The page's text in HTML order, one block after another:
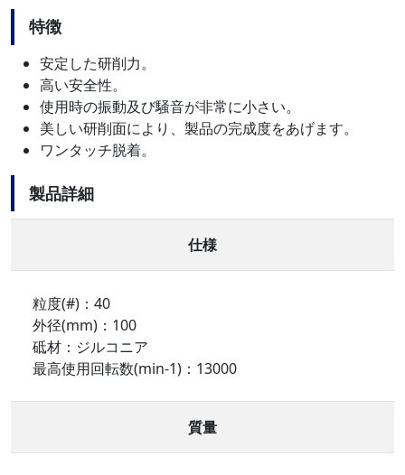
特徴
安定した研削力。
高い安全性。
使用時の振動及び騒音が非常に小さい。
美しい研削面により、製品の完成度をあげます。
ワンタッチ脱着。
製品詳細
仕様
粒度(#)：40
外径(mm)：100
砥材：ジルコニア
最高使用回転数(min-1)：13000
質量